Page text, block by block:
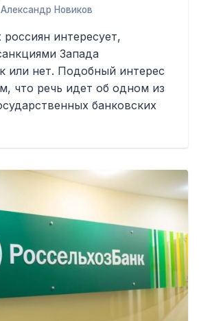
Александр Новиков
интересует,
Запада
или нет. Подобный интерес
что речь идет об одном из
банковских